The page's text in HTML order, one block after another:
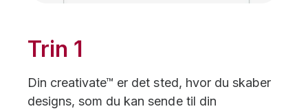
Trin 1
Din creativate™ er det sted, hvor du skaber
designs, som du kan sende til din